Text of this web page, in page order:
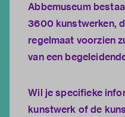
Abbemuseum
3600 kunstwerken,
regelmaat voorzien
van een
Wil je specifieke
kunstwerk of de